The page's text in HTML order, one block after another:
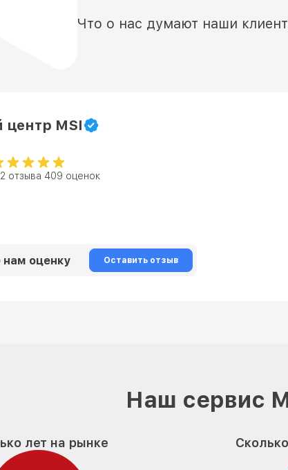
Что о нас думают наши
MSI
отзыва 409 оценок
нам оценку Оставить отзыв
Наш сервис
лет на рынке